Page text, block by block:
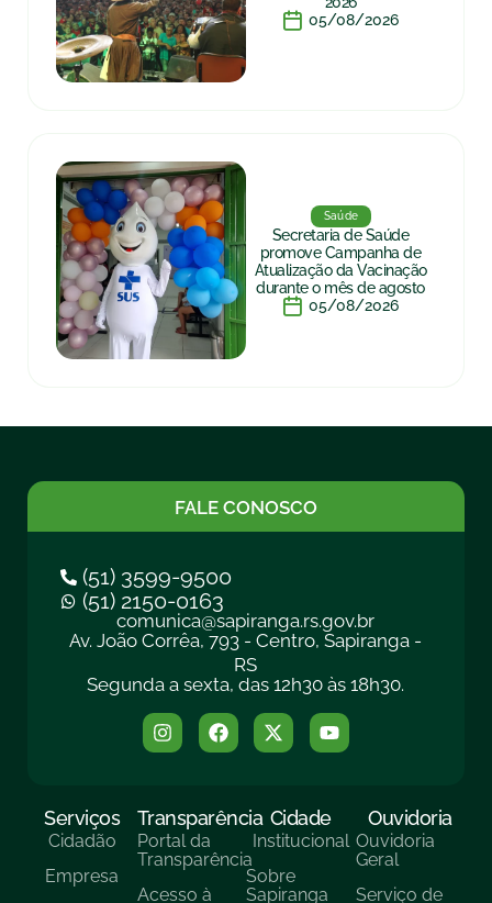
05/08/2026
Saúde
Secretaria de Saúde
promove Campanha de
Atualização da Vacinação
durante o mês de agosto
05/08/2026
FALE CONOSCO
(51) 3599-9500
(51) 2150-0163
comunica@sapiranga.rs.gov.br
Av. João Corrêa, 793 - Centro, Sapiranga -
RS
Segunda a sexta, das 12h30 às 18h30.
Serviços
Cidadão
Empresa
Transparência
Portal da
Transparência
Acesso à
Cidade
Institucional
Sobre
Sapiranga
Ouvidoria
Ouvidoria
Geral
Serviço de